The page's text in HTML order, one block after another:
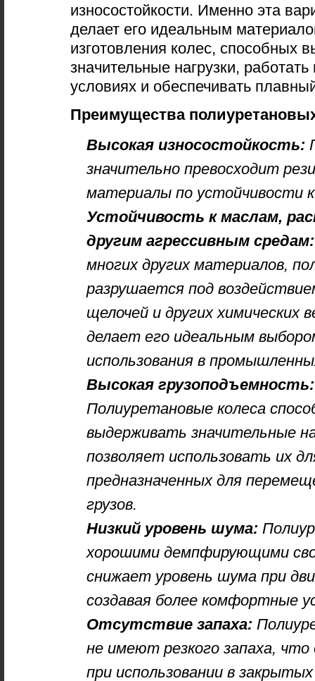
износостойкости. Именно эта
делает его идеальным
изготовления колес, способных
значительные нагрузки,
условиях и обеспечивать
Преимущества
Высокая износостойкость:
значительно превосходит
материалы по устойчивости
Устойчивость к маслам,
другим агрессивным средам:
многих других материалов,
разрушается под
щелочей и других химических
делает его идеальным
использования в
Высокая грузоподъемность:
Полиуретановые колеса
выдерживать значительные
позволяет использовать их
предназначенных для
грузов.
Низкий уровень шума:
хорошими демпфирующими
снижает уровень шума при
создавая более комфортные
Отсутствие запаха:
не имеют резкого запаха, что
при использовании в